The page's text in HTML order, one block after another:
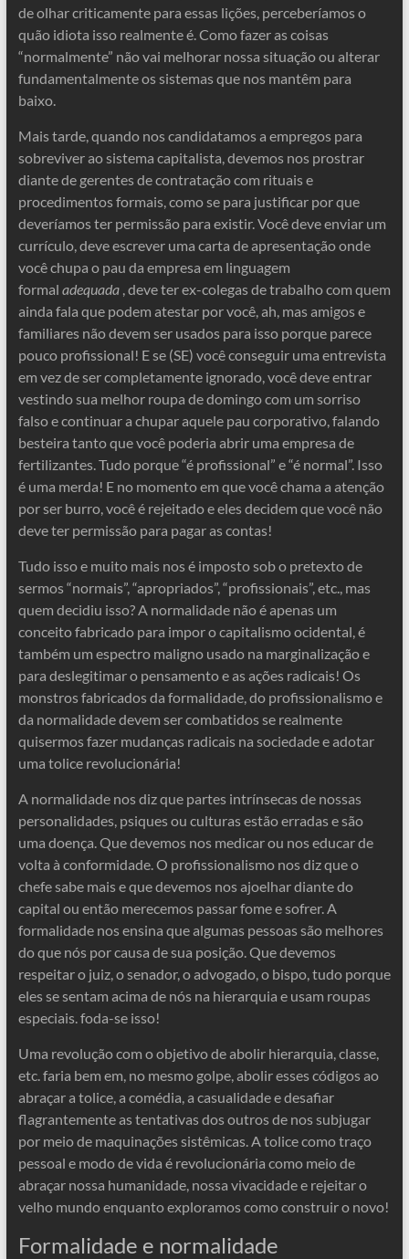
de olhar criticamente para essas lições, perceberíamos o
quão idiota isso realmente é. Como fazer as coisas
“normalmente” não vai melhorar nossa situação ou alterar
fundamentalmente os sistemas que nos mantêm para
baixo.
Mais tarde, quando nos candidatamos a empregos para
sobreviver ao sistema capitalista, devemos nos prostrar
diante de gerentes de contratação com rituais e
procedimentos formais, como se para justificar por que
deveríamos ter permissão para existir. Você deve enviar um
currículo, deve escrever uma carta de apresentação onde
você chupa o pau da empresa em linguagem
formal adequada, deve ter ex-colegas de trabalho com quem
ainda fala que podem atestar por você, ah, mas amigos e
familiares não devem ser usados ​​para isso porque parece
pouco profissional! E se (SE) você conseguir uma entrevista
em vez de ser completamente ignorado, você deve entrar
vestindo sua melhor roupa de domingo com um sorriso
falso e continuar a chupar aquele pau corporativo, falando
besteira tanto que você poderia abrir uma empresa de
fertilizantes. Tudo porque “é profissional” e “é normal”. Isso
é uma merda! E no momento em que você chama a atenção
por ser burro, você é rejeitado e eles decidem que você não
deve ter permissão para pagar as contas!
Tudo isso e muito mais nos é imposto sob o pretexto de
sermos “normais”, “apropriados”, “profissionais”, etc., mas
quem decidiu isso? A normalidade não é apenas um
conceito fabricado para impor o capitalismo ocidental, é
também um espectro maligno usado na marginalização e
para deslegitimar o pensamento e as ações radicais! Os
monstros fabricados da formalidade, do profissionalismo e
da normalidade devem ser combatidos se realmente
quisermos fazer mudanças radicais na sociedade e adotar
uma tolice revolucionária!
A normalidade nos diz que partes intrínsecas de nossas
personalidades, psiques ou culturas estão erradas e são
uma doença. Que devemos nos medicar ou nos educar de
volta à conformidade. O profissionalismo nos diz que o
chefe sabe mais e que devemos nos ajoelhar diante do
capital ou então merecemos passar fome e sofrer. A
formalidade nos ensina que algumas pessoas são melhores
do que nós por causa de sua posição. Que devemos
respeitar o juiz, o senador, o advogado, o bispo, tudo porque
eles se sentam acima de nós na hierarquia e usam roupas
especiais. foda-se isso!
Uma revolução com o objetivo de abolir hierarquia, classe,
etc. faria bem em, no mesmo golpe, abolir esses códigos ao
abraçar a tolice, a comédia, a casualidade e desafiar
flagrantemente as tentativas dos outros de nos subjugar
por meio de maquinações sistêmicas. A tolice como traço
pessoal e modo de vida é revolucionária como meio de
abraçar nossa humanidade, nossa vivacidade e rejeitar o
velho mundo enquanto exploramos como construir o novo!
Formalidade e normalidade